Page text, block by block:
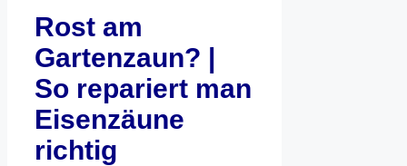
Rost am
Gartenzaun? |
So repariert man
Eisenzäune
richtig